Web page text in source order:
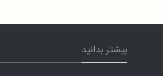
بیشتر بدانید